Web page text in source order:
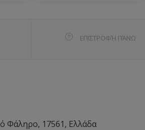
ΕΠΙΣΤΡΟΦΉ ΠΆΝΩ
Φάληρο, 17561, Ελλάδα